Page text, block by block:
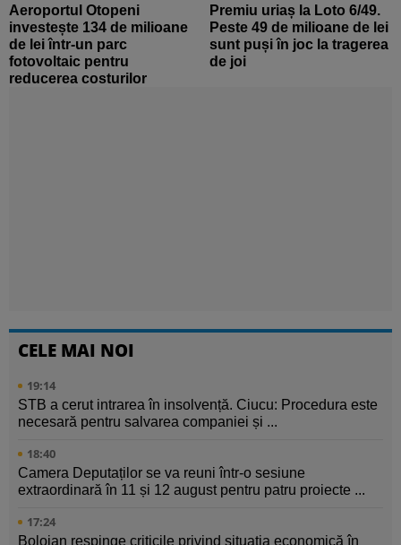
Aeroportul Otopeni
investește 134 de milioane
de lei într-un parc
fotovoltaic pentru
reducerea costurilor
Premiu uriaș la Loto 6/49.
Peste 49 de milioane de lei
sunt puși în joc la tragerea
de joi
CELE MAI NOI
19:14
STB a cerut intrarea în insolvență. Ciucu: Procedura este
necesară pentru salvarea companiei și ...
18:40
Camera Deputaților se va reuni într-o sesiune
extraordinară în 11 și 12 august pentru patru proiecte ...
17:24
Bolojan respinge criticile privind situația economică în